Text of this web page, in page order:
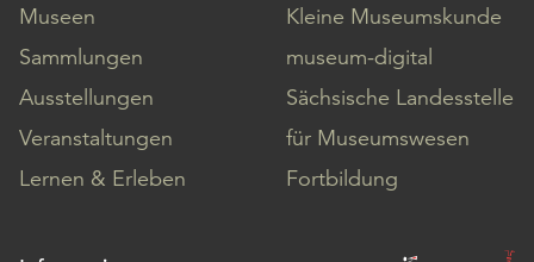
Museen
Sammlungen
Ausstellungen
Veranstaltungen
Lernen & Erleben
Kleine Museumskunde
museum-digital
Sächsische Landesstelle
für Museumswesen
Fortbildung